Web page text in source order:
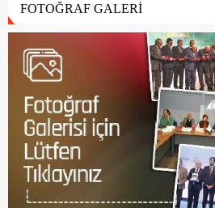
FOTOĞRAF GALERİ